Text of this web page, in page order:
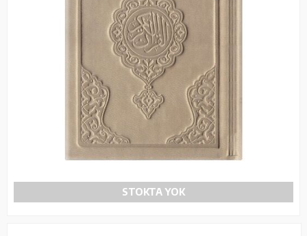
STOKTA YOK